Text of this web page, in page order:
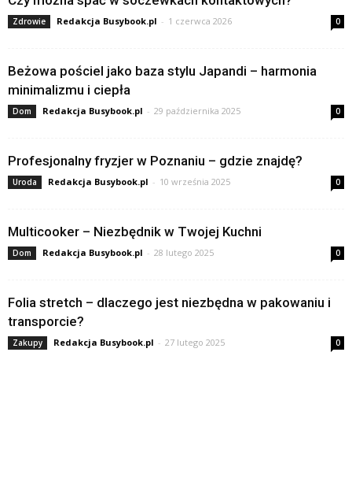
Zdrowie Redakcja Busybook.pl - 1 czerwca 2026 0
Beżowa pościel jako baza stylu Japandi – harmonia
minimalizmu i ciepła
Dom Redakcja Busybook.pl - 29 października 2025 0
Profesjonalny fryzjer w Poznaniu – gdzie znajdę?
Uroda Redakcja Busybook.pl - 10 września 2025 0
Multicooker – Niezbędnik w Twojej Kuchni
Dom Redakcja Busybook.pl - 28 lutego 2025 0
Folia stretch – dlaczego jest niezbędna w pakowaniu i
transporcie?
Zakupy Redakcja Busybook.pl - 27 lutego 2025 0